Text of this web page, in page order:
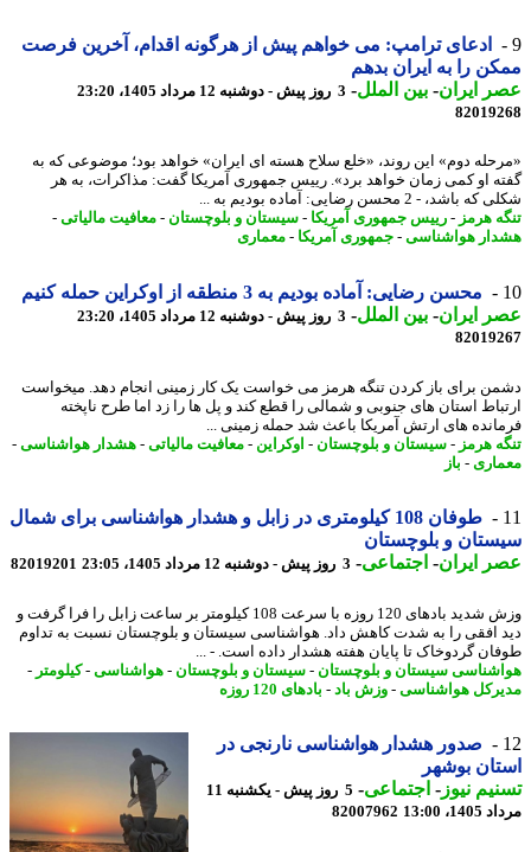
ادعای ترامپ: می خواهم پیش از هرگونه اقدام، آخرین فرصت
را به ایران بدهم
ایران- بین الملل-3 روز پیش - دوشنبه 12 مرداد 1405، 23:20
دوم» این روند، «خلع سلاح هسته ای ایران» خواهد بود؛ موضوعی که به
او کمی زمان خواهد برد». رییس جمهوری آمریکا گفت: مذاکرات، به هر
- 2 محسن رضایی: آماده بودیم به ...
هرمز- رییس جمهوری آمریکا- سیستان و بلوچستان-معافیت مالیاتی-
هواشناسی-جمهوری آمریکا- معماری
محسن رضایی: آماده بودیم به 3 منطقه از اوکراین حمله کنیم
ایران- بین الملل-3 روز پیش - دوشنبه 12 مرداد 1405، 23:20
برای باز کردن تنگه هرمز می خواست یک کار زمینی انجام دهد. میخواست
استان های جنوبی و شمالی را قطع کند و پل ها را زد اما طرح ناپخته
های ارتش آمریکا باعث شد حمله زمینی ...
هرمز- سیستان و بلوچستان-اوکراین- معافیت مالیاتی-هشدار هواشناسی-
- باز
طوفان 108 کیلومتری در زابل و هشدار هواشناسی برای شمال
و بلوچستان
ایران- اجتماعی-3 روز پیش - دوشنبه 12 مرداد 1405، 23:05 82019201
وزش شدید بادهای 120 روزه با سرعت 108 کیلومتر بر ساعت زابل را فرا گرفت و
افقی را به شدت کاهش داد. هواشناسی سیستان و بلوچستان نسبت به تداوم
گردوخاک تا پایان هفته هشدار داده است. - ...
سیستان و بلوچستان-سیستان و بلوچستان-هواشناسی-کیلومتر-
هواشناسی-وزش باد- بادهای 120 روزه
صدور هشدار هواشناسی نارنجی در
بوشهر
نیوز-اجتماعی-
5 روز پیش - یکشنبه 11
13:00
82007962